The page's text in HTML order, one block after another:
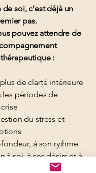
de soi, c’est déjà un
pas.
pouvez attendre de
:
de clarté intérieure
les périodes de
du stress et
à son rythme
à soi, à ses désirs et à